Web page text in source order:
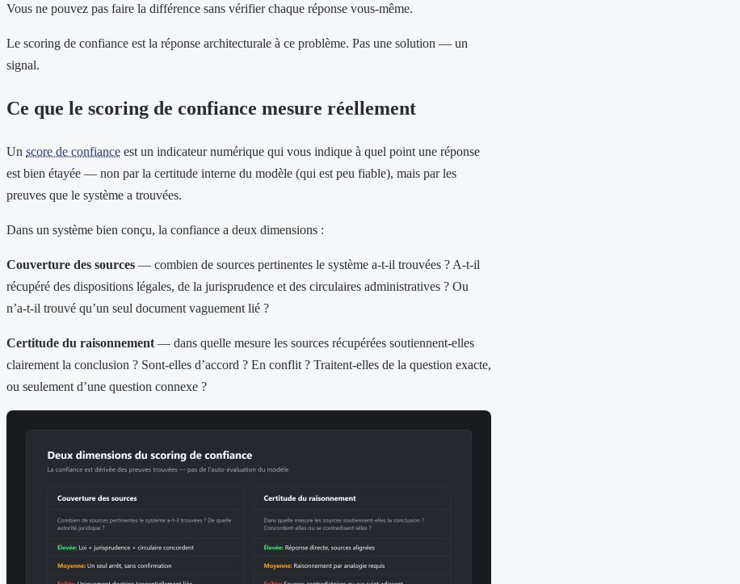
Vous ne pouvez pas faire la différence sans vérifier chaque réponse vous-même.
Le scoring de confiance est la réponse architecturale à ce problème. Pas une solution — un
signal.
Ce que le scoring de confiance mesure réellement
Un score de confiance est un indicateur numérique qui vous indique à quel point une réponse
est bien étayée — non par la certitude interne du modèle (qui est peu fiable), mais par les
preuves que le système a trouvées.
Dans un système bien conçu, la confiance a deux dimensions :
Couverture des sources — combien de sources pertinentes le système a-t-il trouvées ? A-t-il
récupéré des dispositions légales, de la jurisprudence et des circulaires administratives ? Ou
n’a-t-il trouvé qu’un seul document vaguement lié ?
Certitude du raisonnement — dans quelle mesure les sources récupérées soutiennent-elles
clairement la conclusion ? Sont-elles d’accord ? En conflit ? Traitent-elles de la question exacte,
ou seulement d’une question connexe ?